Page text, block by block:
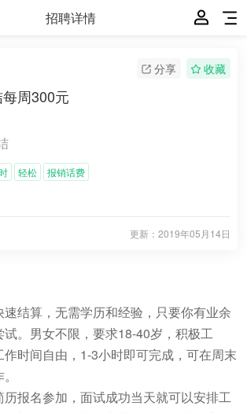
招聘详情
分享 收藏
周300元
轻松 报销话费
更新： 2019年05月14日
结算，无需学历和经验，只要你有业余
。男女不限，要求18-40岁，积极工
时间自由，1-3小时即可完成，可在周末
报名参加，面试成功当天就可以安排工